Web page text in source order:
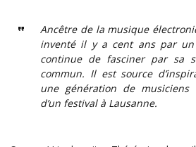
Ancêtre de la musique
inventé il y a cent ans par un
continue de fasciner par sa
commun. Il est source
une génération de musiciens
d’un festival à Lausanne.